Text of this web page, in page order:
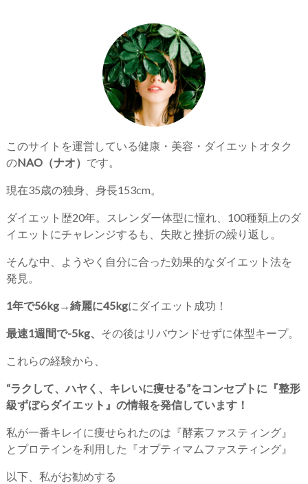
このサイトを運営している健康・美容・ダイエットオタク
のNAO（ナオ） です。
現在35歳の独身、身長153cm。
ダイエット歴20年。スレンダー体型に憧れ、100種類上のダ
イエットにチャレンジするも、失敗と挫折の繰り返し。
そんな中、ようやく自分に合った効果的なダイエット法を
発見。
1年で56kg→綺麗に45kgにダイエット成功！
最速1週間で-5kg、 その後はリバウンドせずに体型キープ。
これらの経験から、
“ラクして、ハヤく、キレいに痩せる”をコンセプトに『整形
級ずぼらダイエット』の情報を発信しています！
私が一番キレイに痩せられたのは『酵素ファスティング』
とプロテインを利用した『オプティマムファスティング』
以下、私がお勧めする